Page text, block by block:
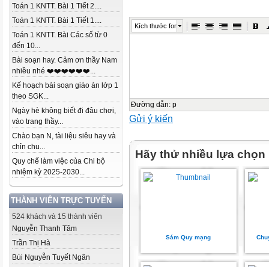
Toán 1 KNTT. Bài 1 Tiết 2....
Toán 1 KNTT. Bài 1 Tiết 1....
Toán 1 KNTT. Bài Các số từ 0
đến 10...
Bài soạn hay. Cảm ơn thầy Nam
nhiều nhé ❤️❤️❤️❤️❤️❤️...
Kế hoạch bài soạn giáo án lớp 1
theo SGK...
Ngày hè không biết đi đâu chơi,
vào trang thầy...
Chào bạn N, tài liệu siêu hay và
chỉn chu...
Quy chế làm việc của Chi bộ
nhiệm kỳ 2025-2030...
THÀNH VIÊN TRỰC TUYẾN
524 khách và 15 thành viên
Nguyễn Thanh Tâm
Trần Thị Hà
Bùi Nguyễn Tuyết Ngân
Kích thước font
Đường dẫn: p
Gửi ý kiến
Hãy thử nhiều lựa chọn
Sám Quy mạng